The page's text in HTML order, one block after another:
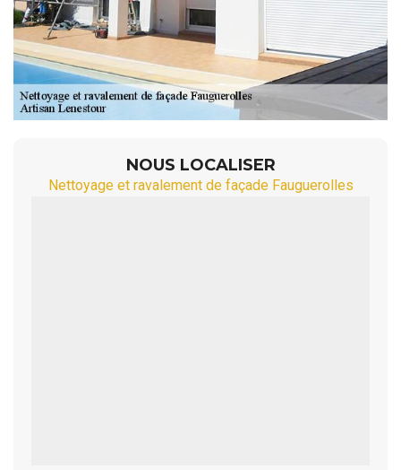
NOUS LOCALISER
Nettoyage et ravalement de façade Fauguerolles